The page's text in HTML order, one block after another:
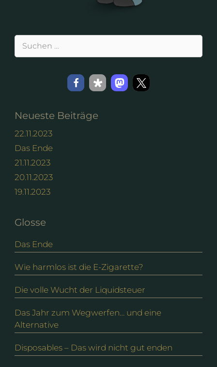
Suchen
Neueste Beiträge
22.11.2023
Das Ende
21.11.2023
20.11.2023
19.11.2023
Glosse
Das Ende
Wie harmlos ist die E-Zigarette?
Die volle Wucht der Liquidsteuer
Das Jahr zum Wegwerfen… und eine
Alternative
Disposables – Das wird nicht gut enden